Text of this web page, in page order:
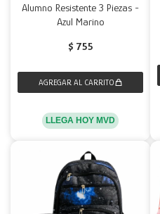
Alumno Resistente 3 Piezas -
Azul Marino
$ 755
LLEGA HOY MVD